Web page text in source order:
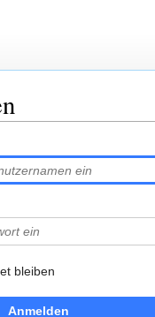
bleiben
Anmelden